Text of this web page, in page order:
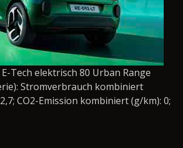
Tech elektrisch 80 Urban Range
Stromverbrauch kombiniert
CO2-Emission kombiniert (g/km): 0;